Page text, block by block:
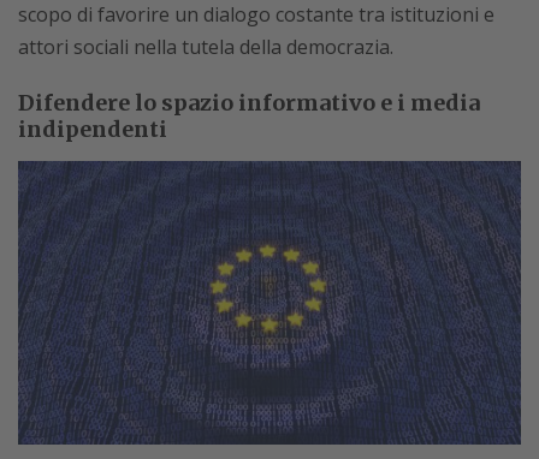
scopo di favorire un dialogo costante tra istituzioni e
attori sociali nella tutela della democrazia.
Difendere lo spazio informativo e i media
indipendenti